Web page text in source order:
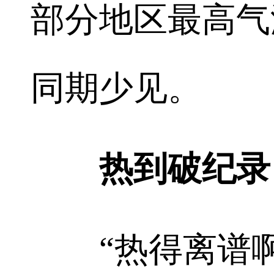
部分地区最高
同期少见。
热到破纪录
“热得离谱啊